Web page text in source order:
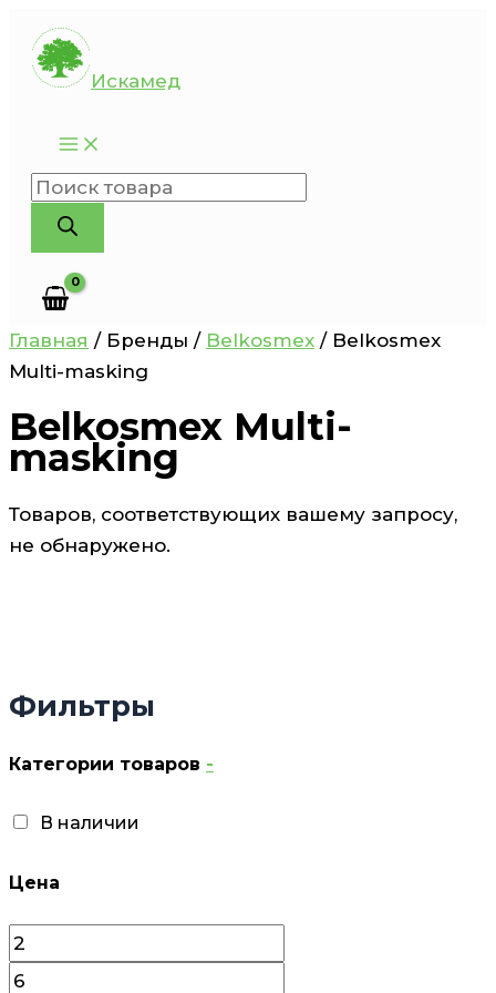
Перейти
содержимому
Искамед
Поиск
товаров
Фильтры
Категории товаров -
В наличии
Цена
Главная / Бренды / Belkosmex / Belkosmex
Multi-masking
Belkosmex Multi-
masking
Товаров, соответствующих вашему запросу,
не обнаружено.